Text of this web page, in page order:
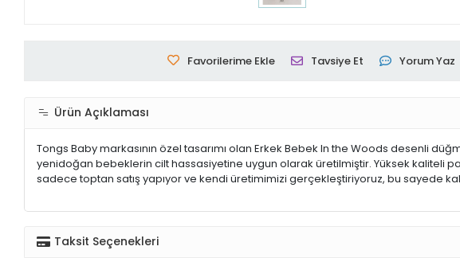
Favorilerime Ekle Tavsiye Et Yorum Yaz
Ürün Açıklaması
Tongs Baby markasının özel tasarımı olan Erkek Bebek In the Woods desenli
yenidoğan bebeklerin cilt hassasiyetine uygun olarak üretilmiştir. Yüksek kaliteli
sadece toptan satış yapıyor ve kendi üretimimizi gerçekleştiriyoruz, bu sayede
Taksit Seçenekleri